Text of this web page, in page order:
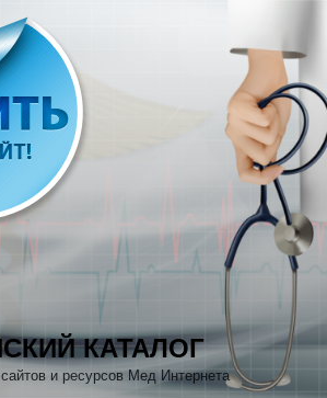
КАТАЛОГ
и ресурсов Мед Интернета